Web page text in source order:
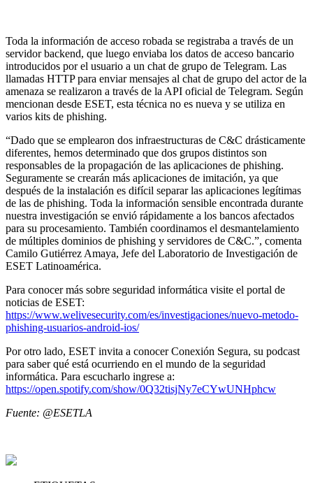
Toda la información de acceso robada se registraba a través de un
servidor backend, que luego enviaba los datos de acceso bancario
introducidos por el usuario a un chat de grupo de Telegram. Las
llamadas HTTP para enviar mensajes al chat de grupo del actor de la
amenaza se realizaron a través de la API oficial de Telegram. Según
mencionan desde ESET, esta técnica no es nueva y se utiliza en
varios kits de phishing.
“Dado que se emplearon dos infraestructuras de C&C drásticamente
diferentes, hemos determinado que dos grupos distintos son
responsables de la propagación de las aplicaciones de phishing.
Seguramente se crearán más aplicaciones de imitación, ya que
después de la instalación es difícil separar las aplicaciones legítimas
de las de phishing. Toda la información sensible encontrada durante
nuestra investigación se envió rápidamente a los bancos afectados
para su procesamiento. También coordinamos el desmantelamiento
de múltiples dominios de phishing y servidores de C&C.”, comenta
Camilo Gutiérrez Amaya, Jefe del Laboratorio de Investigación de
ESET Latinoamérica.
Para conocer más sobre seguridad informática visite el portal de
noticias de ESET:
https://www.welivesecurity.com/es/investigaciones/nuevo-metodo-
phishing-usuarios-android-ios/
Por otro lado, ESET invita a conocer Conexión Segura, su podcast
para saber qué está ocurriendo en el mundo de la seguridad
informática. Para escucharlo ingrese a:
https://open.spotify.com/show/0Q32tisjNy7eCYwUNHphcw
Fuente: @ESETLA